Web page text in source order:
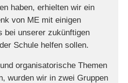
haben, erhielten wir ein
von ME mit einigen
bei unserer zukünftigen
Schule helfen sollen.
organisatorische Themen
wurden wir in zwei Gruppen